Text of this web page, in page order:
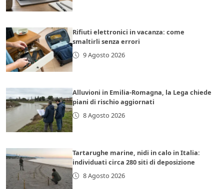
Rifiuti elettronici in vacanza: come
smaltirli senza errori
9 Agosto 2026
Alluvioni in Emilia-Romagna, la Lega chiede
piani di rischio aggiornati
8 Agosto 2026
Tartarughe marine, nidi in calo in Italia:
individuati circa 280 siti di deposizione
8 Agosto 2026